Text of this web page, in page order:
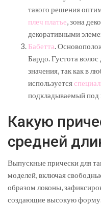
такого решения
плеч платье, зона
декоративными
Бабетта.
Бардо. Густота
значения, так как в
используется
подкладываемый под
Какую
средней
Выпускные прически для
моделей, включая
образом локоны,
создающие высокую